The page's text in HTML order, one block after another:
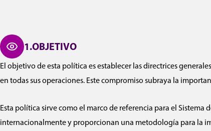
1.OBJETIVO
El objetivo de esta política es establecer las directrices
en todas sus operaciones. Este compromiso subraya la
Esta política sirve como el marco de referencia para el Sistema
internacionalmente y proporcionan una metodología para la